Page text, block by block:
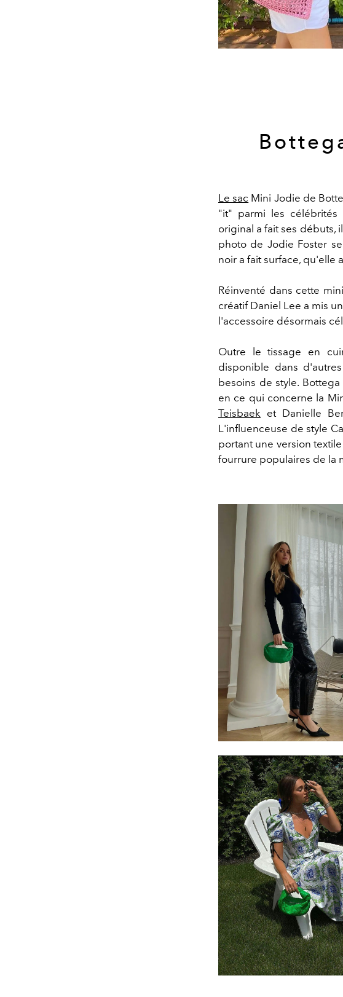
Le sac Mini Jodie de
"it" parmi les célébrités
original a fait ses débuts,
photo de Jodie Foster
noir a fait surface, qu'elle
Réinventé dans cette
créatif Daniel Lee a mis
l'accessoire désormais
Outre le tissage en
disponible dans
besoins de style.
en ce qui concerne la
Teisbaek et Danielle
L'influenceuse de style
portant une version
fourrure populaires de la